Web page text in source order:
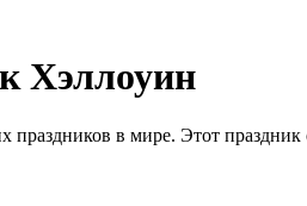
Хэллоуин
в мире. Этот праздник